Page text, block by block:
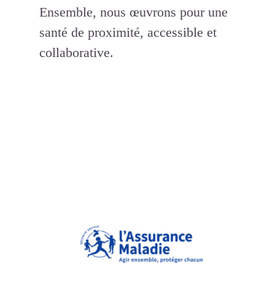
Ensemble, nous œuvrons pour une
santé de proximité, accessible et
collaborative.